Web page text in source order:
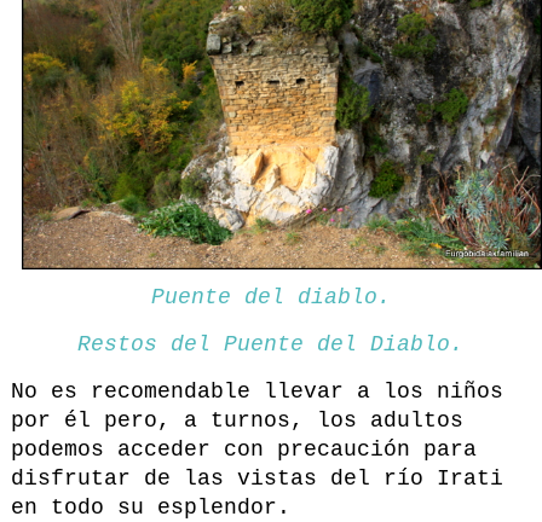
Puente del diablo.
Restos del Puente del Diablo.
No es recomendable llevar a los niños
por él pero, a turnos, los adultos
podemos acceder con precaución para
disfrutar de las vistas del río Irati
en todo su esplendor.